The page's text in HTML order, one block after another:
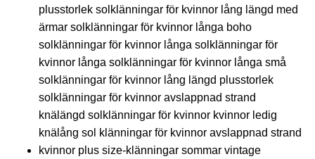
plusstorlek solklänningar för kvinnor lång längd med
ärmar solklänningar för kvinnor långa boho
solklänningar för kvinnor långa solklänningar för
kvinnor långa solklänningar för kvinnor långa små
solklänningar för kvinnor lång längd plusstorlek
solklänningar för kvinnor avslappnad strand
knälängd solklänningar för kvinnor kvinnor ledig
knälång sol klänningar för kvinnor avslappnad strand
kvinnor plus size-klänningar sommar vintage